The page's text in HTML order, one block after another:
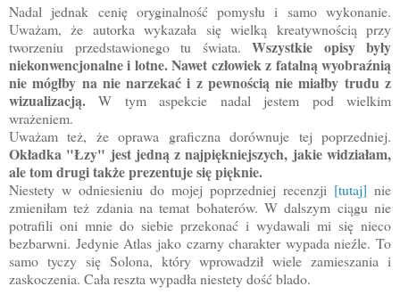
Nadal jednak cenię oryginalność pomysłu i samo wykonanie.
Uważam, że autorka wykazała się wielką kreatywnością przy
tworzeniu przedstawionego tu świata. Wszystkie opisy były
niekonwencjonalne i lotne. Nawet człowiek z fatalną wyobraźnią
nie mógłby na nie narzekać i z pewnością nie miałby trudu z
wizualizacją. W tym aspekcie nadal jestem pod wielkim
wrażeniem.
Uważam też, że oprawa graficzna dorównuje tej poprzedniej.
Okładka "Łzy" jest jedną z najpiękniejszych, jakie widziałam,
ale tom drugi także prezentuje się pięknie.
Niestety w odniesieniu do mojej poprzedniej recenzji [tutaj] nie
zmieniłam też zdania na temat bohaterów. W dalszym ciągu nie
potrafili oni mnie do siebie przekonać i wydawali mi się nieco
bezbarwni. Jedynie Atlas jako czarny charakter wypada nieźle. To
samo tyczy się Solona, który wprowadził wiele zamieszania i
zaskoczenia. Cała reszta wypadła niestety dość blado.